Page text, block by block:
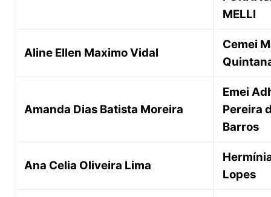
MELLI
Aline Ellen Maximo Vidal
Cemei
Amanda Dias Batista Moreira
Emei
Pereira
Barros
Ana Celia Oliveira Lima
Lopes